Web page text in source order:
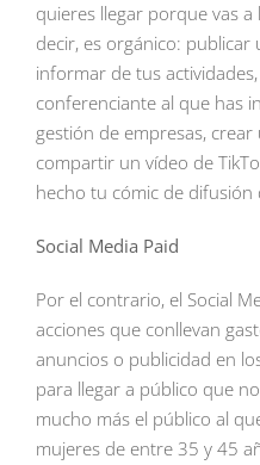
quieres llegar porque vas a
decir, es orgánico:
informar de tus
conferenciante al que has
gestión de empresas,
compartir un vídeo de
hecho tu cómic de
Social Media Paid
Por el contrario, el Social
acciones que conllevan
anuncios o publicidad en
para llegar a público que
mucho más el público al
mujeres de entre 35 y 45